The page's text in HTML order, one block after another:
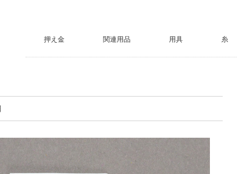
押え金 関連用品 用具 糸